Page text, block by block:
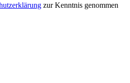
zur Kenntnis genommen